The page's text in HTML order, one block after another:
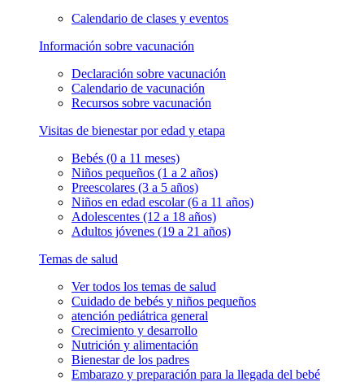
Calendario de clases y eventos
Información sobre vacunación
Declaración sobre vacunación
Calendario de vacunación
Recursos sobre vacunación
Visitas de bienestar por edad y etapa
Bebés (0 a 11 meses)
Niños pequeños (1 a 2 años)
Preescolares (3 a 5 años)
Niños en edad escolar (6 a 11 años)
Adolescentes (12 a 18 años)
Adultos jóvenes (19 a 21 años)
Temas de salud
Ver todos los temas de salud
Cuidado de bebés y niños pequeños
atención pediátrica general
Crecimiento y desarrollo
Nutrición y alimentación
Bienestar de los padres
Embarazo y preparación para la llegada del bebé